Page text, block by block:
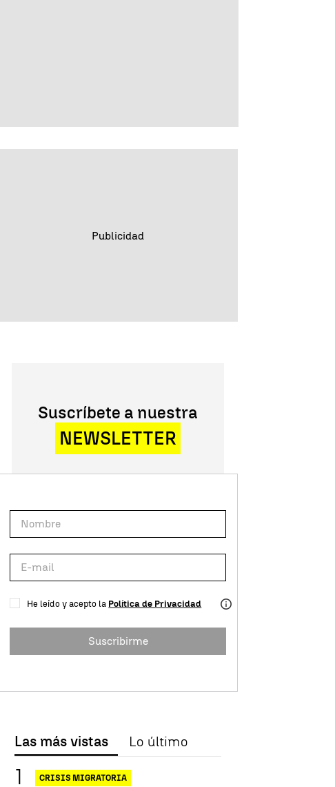
Suscríbete a nuestra
NEWSLETTER
He leído y acepto la Política de Privacidad
Suscribirme
Las más vistas Lo último
CRISIS MIGRATORIA